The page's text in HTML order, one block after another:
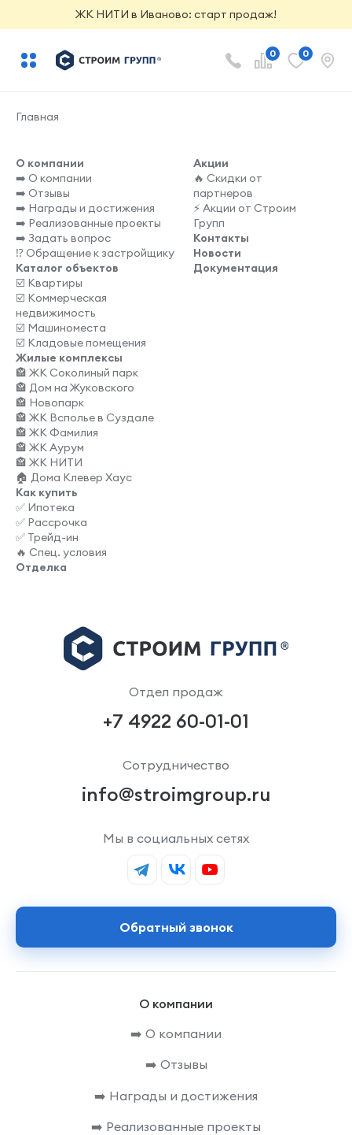
ЖК НИТИ в Иваново: старт продаж!
0 0
Главная
О компании
➡️ О компании
➡️ Отзывы
➡️ Награды и достижения
➡️ Реализованные проекты
➡️ Задать вопрос
⁉️ Обращение к застройщику
Каталог объектов
☑️ Квартиры
☑️ Коммерческая
недвижимость
☑️ Машиноместа
☑️ Кладовые помещения
Жилые комплексы
🏤 ЖК Соколиный парк
🏤 Дом на Жуковского
🏤 Новопарк
🏤 ЖК Всполье в Суздале
🏤 ЖК Фамилия
🏤 ЖК Аурум
🏤 ЖК НИТИ
🏠 Дома Клевер Хаус
Как купить
✅ Ипотека
✅ Рассрочка
✅ Трейд-ин
🔥 Спец. условия
Отделка
Акции
🔥 Скидки от
партнеров
⚡️ Акции от Строим
Групп
Контакты
Новости
Документация
О компании
➡️ О компании
➡️ Отзывы
➡️ Награды и достижения
➡️ Реализованные проекты
Отдел продаж
+7 4922 60-01-01
Сотрудничество
info@stroimgroup.ru
Мы в социальных сетях
Обратный звонок